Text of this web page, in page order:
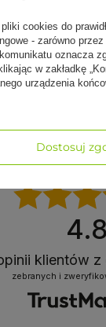
Ręcznik do
139,00 zł
4.8
klientów z
zebranych i
cookies do
- zarówno
oznacza
w zakładkę
urządzenia
Dostosuj